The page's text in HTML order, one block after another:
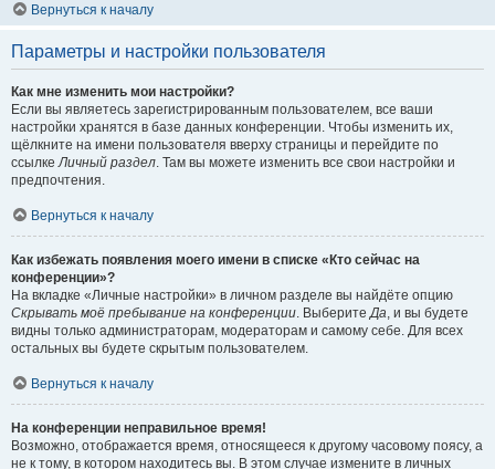
Вернуться к началу
Параметры и настройки пользователя
Как мне изменить мои настройки?
Если вы являетесь зарегистрированным пользователем, все ваши
настройки хранятся в базе данных конференции. Чтобы изменить их,
щёлкните на имени пользователя вверху страницы и перейдите по
ссылкеЛичный раздел. Там вы можете изменить все свои настройки и
предпочтения.
Вернуться к началу
Как избежать появления моего имени в списке «Кто сейчас на
конференции»?
На вкладке «Личные настройки» в личном разделе вы найдёте опцию
Скрывать моё пребывание на конференции. ВыберитеДа, и вы будете
видны только администраторам, модераторам и самому себе. Для всех
остальных вы будете скрытым пользователем.
Вернуться к началу
На конференции неправильное время!
Возможно, отображается время, относящееся к другому часовому поясу, а
не к тому, в котором находитесь вы. В этом случае измените в личных